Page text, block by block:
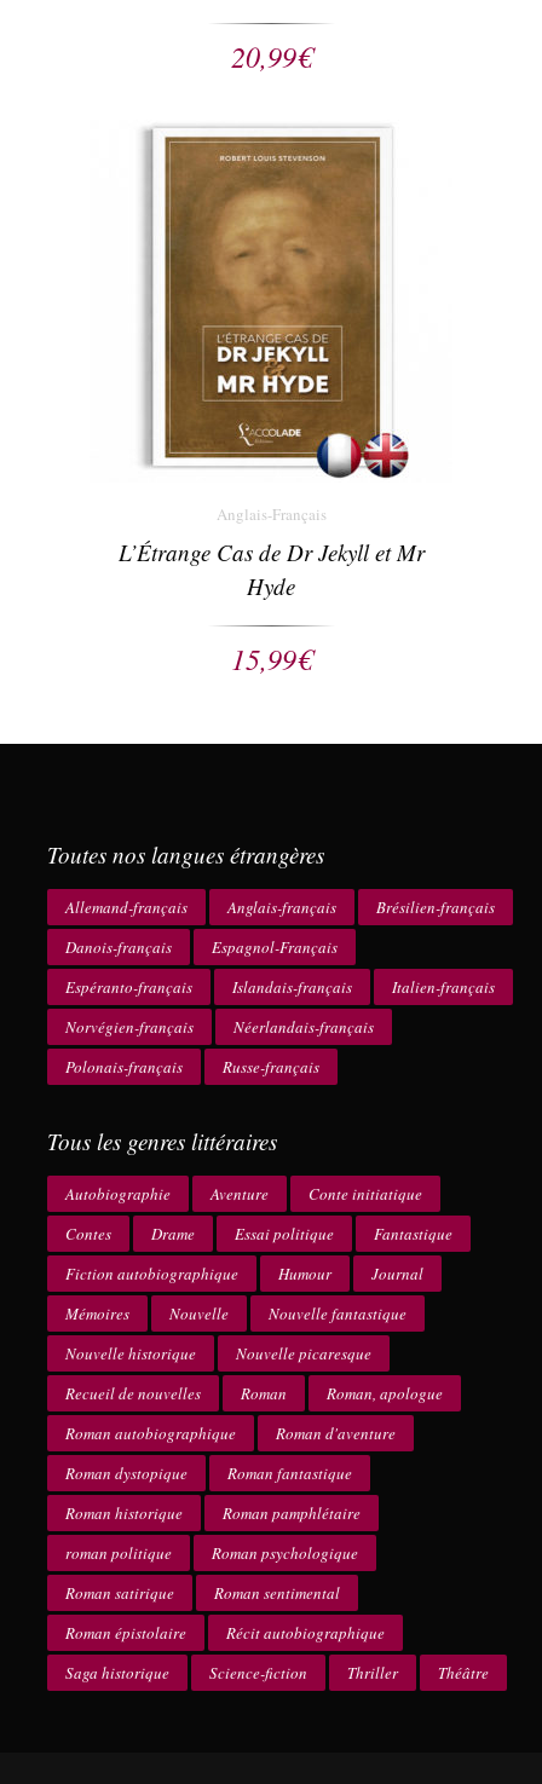
20,99€
Anglais-Français
L’Étrange Cas de Dr Jekyll et Mr
Hyde
15,99€
Toutes nos langues étrangères
Allemand-français Anglais-français
Brésilien-français
Danois-français
Espagnol-Français
Espéranto-français
Islandais-français
Italien-français
Norvégien-français
Néerlandais-français
Polonais-français
Russe-français
Tous les genres littéraires
Autobiographie Aventure
Conte initiatique
Contes
Drame Essai politique
Fantastique
Fiction autobiographique
Humour
Journal
Mémoires
Nouvelle
Nouvelle fantastique
Nouvelle historique
Nouvelle picaresque
Recueil de nouvelles
Roman
Roman, apologue
Roman autobiographique
Roman d'aventure
Roman dystopique
Roman fantastique
Roman historique
Roman pamphlétaire
roman politique
Roman psychologique
Roman satirique
Roman sentimental
Roman épistolaire
Récit autobiographique
Saga historique
Science-fiction Thriller Théâtre